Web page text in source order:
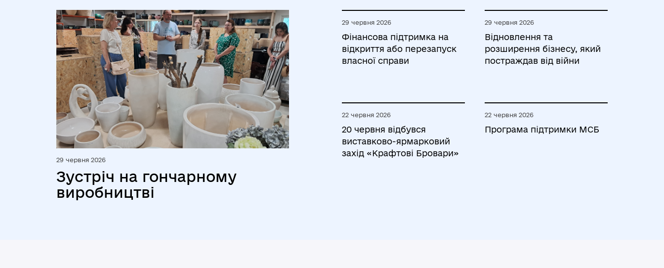
29 червня 2026
Зустріч на гончарному
виробництві
29 червня 2026
Фінансова підтримка на
відкриття або перезапуск
власної справи
29 червня 2026
Відновлення та
розширення бізнесу, який
постраждав від війни
22 червня 2026
20 червня відбувся
виставково-ярмарковий
захід «Крафтові Бровари»
22 червня 2026
Програма підтримки МСБ